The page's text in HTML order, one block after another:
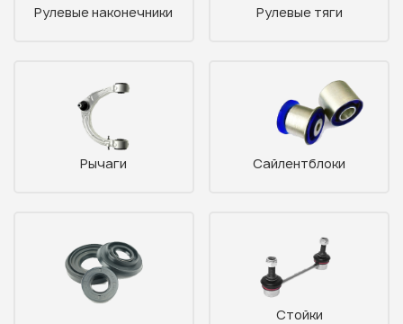
Рулевые наконечники Рулевые тяги
Рычаги Сайлентблоки
Стойки